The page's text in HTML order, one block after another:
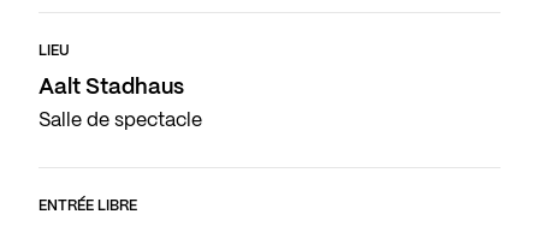
LIEU
Aalt Stadhaus
Salle de spectacle
ENTRÉE LIBRE